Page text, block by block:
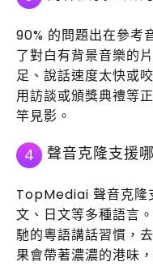
90% 的問題出在參考
了對白有背景音樂的
足、說話速度太快或
用訪談或頒獎典禮等
竿見影。
4 聲音克隆支援
TopMediai 聲音克隆
文、日文等多種語言
馳的粵語講話習慣，
果會帶著濃濃的港味